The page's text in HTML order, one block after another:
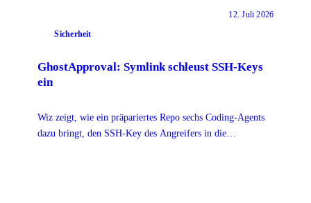
12. Juli 2026
Sicherheit
GhostApproval: Symlink schleust SSH-Keys
ein
Wiz zeigt, wie ein präpariertes Repo sechs Coding-Agents
dazu bringt, den SSH-Key des Angreifers in die